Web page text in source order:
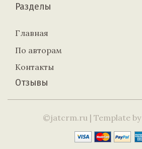
Разделы
Главная
По авторам
Контакты
Отзывы
©jatcrm.ru| Template by